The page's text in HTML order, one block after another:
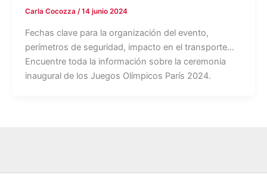
Carla Cocozza /14 junio 2024
Fechas clave para la organización del evento,
perímetros de seguridad, impacto en el transporte…
Encuentre toda la información sobre la ceremonia
inaugural de los Juegos Olímpicos París 2024.